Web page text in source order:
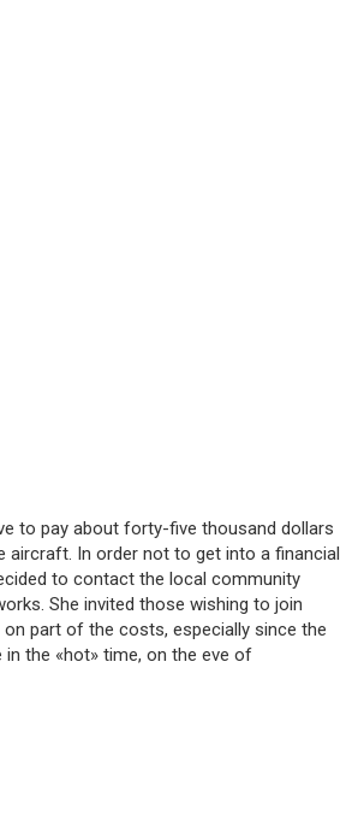
to pay about forty-five thousand dollars
aircraft. In order not to get into a financial
to contact the local community
She invited those wishing to join
part of the costs, especially since the
in the «hot» time, on the eve of